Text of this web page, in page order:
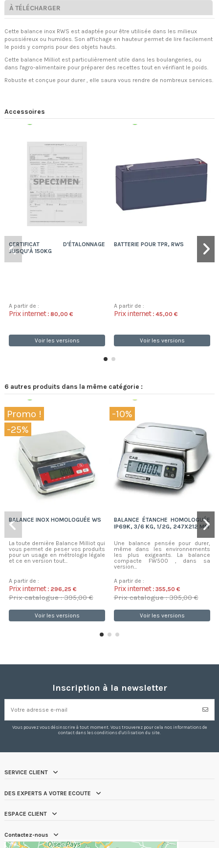
À TÉLÉCHARGER
Cette balance inox RWS est adaptée pour être utilisée dans les milieux
poussiéreux ou humides. Son affichage en hauteur permet de lire facilement
le poids y compris pour des objets hauts.
Cette balance Milliot est particulièrement utile dans les boulangeries, ou
dans l'agro-alimentaire pour préparer des recettes tout en vérifiant le poids.
Robuste et conçue pour durer , elle saura vous rendre de nombreux services.
Accessoires
CERTIFICAT D'ÉTALONNAGE
JUSQU'À 150KG
Expédition 48/72h
A partir de :
Prix internet : 80,00 €
Voir les versions
BATTERIE POUR TPR, RWS
Expédition 48/72h
A partir de :
Prix internet : 45,00 €
Voir les versions
6 autres produits dans la même catégorie :
Promo !
-25%
BALANCE INOX HOMOLOGUÉE WS
La toute dernière Balance Milliot qui
vous permet de peser vos produits
pour un usage en métrologie légale
et ce en version tout...
Expédition 48/72h
A partir de :
Prix internet : 296,25 €
Prix catalogue : 395,00 €
Voir les versions
-10%
BALANCE ÉTANCHE HOMOLOGUÉE
IP69K, 3/6 KG, 1/2G, 247X212 MM
Une balance pensée pour durer,
même dans les environnements
les plus exigeants. La balance
compacte FW500 , dans sa
version...
Disponible
A partir de :
Prix internet : 355,50 €
Prix catalogue : 395,00 €
Voir les versions
Inscription à la newsletter
Vous pouvez vous désinscrire à tout moment. Vous trouverez pour cela nos informations de
contact dans les conditions d'utilisation du site.
SERVICE CLIENT
DES EXPERTS A VOTRE ECOUTE
ESPACE CLIENT
Contactez-nous